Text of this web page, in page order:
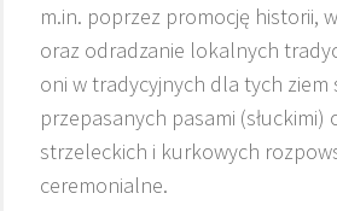
m.in. poprzez promocję historii,
oraz odradzanie lokalnych
oni w tradycyjnych dla tych
przepasanych pasami
strzeleckich i kurkowych
ceremonialne.